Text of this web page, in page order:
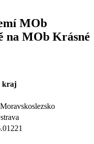
MOb
na MOb Krásné
kraj